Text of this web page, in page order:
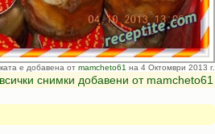
е добавена от mamcheto61 на 4 Октомври 2013 г.
снимки добавени от mamcheto61